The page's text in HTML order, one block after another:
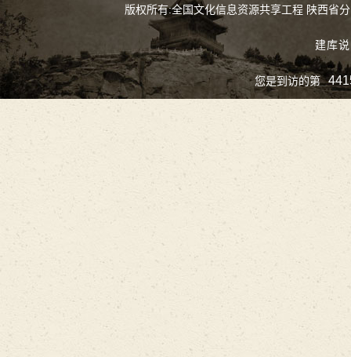
版权所有:全国文化信息资源共享工程 陕西省
建库
您是到访的第